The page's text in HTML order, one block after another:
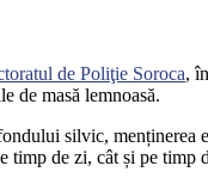
de Poliţie Soroca,
de masă lemnoasă.
silvic, menținerea
timp de zi, cât și pe timp